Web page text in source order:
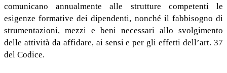
comunicano annualmente alle strutture competenti le
esigenze formative dei dipendenti, nonché il fabbisogno di
strumentazioni, mezzi e beni necessari allo svolgimento
delle attività da affidare, ai sensi e per gli effetti dell’art. 37
del Codice.